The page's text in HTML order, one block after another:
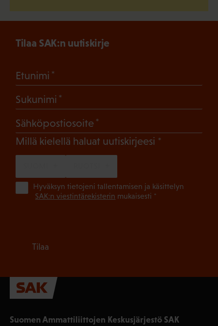
Suomen Ammattiliittojen Keskusjärjestö SAK
Tilaa SAK:n uutiskirje
Etunimi
Sukunimi
Sähköpostiosoite
Millä kielellä haluat uutiskirjeesi (Pakollinen)
Hyväksyn tietojeni tallentamisen ja käsittelyn
SAK:n viestintärekisterin mukaisesti *
Tilaa